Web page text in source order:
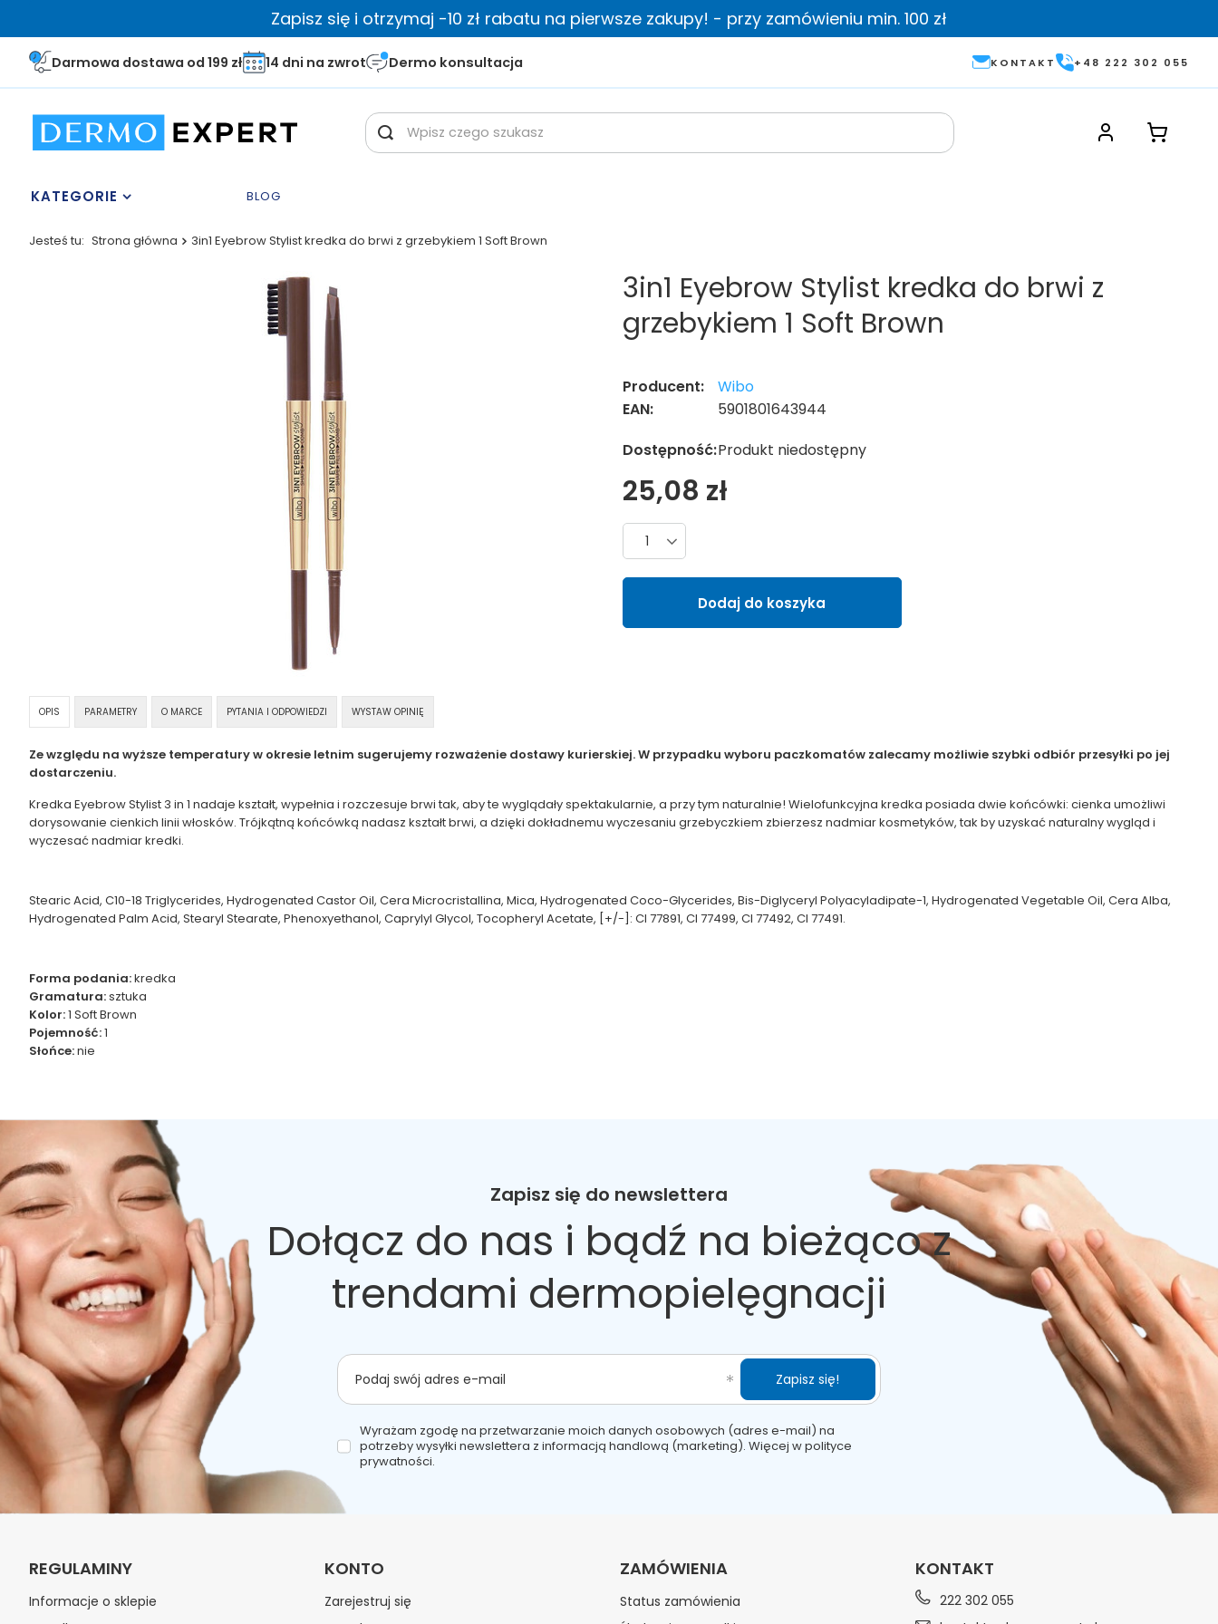
Zapisz się i otrzymaj -10 zł rabatu na pierwsze zakupy! - przy zamówieniu min. 100 zł
Darmowa dostawa od 199 zł 14 dni na zwrot Dermo konsultacja KONTAKT +48 222 302 055
KATEGORIE BLOG
Jesteś tu: Strona główna 3in1 Eyebrow Stylist kredka do brwi z grzebykiem 1 Soft Brown
3in1 Eyebrow Stylist kredka do brwi z
grzebykiem 1 Soft Brown
Producent:
Wibo
EAN:
5901801643944
Dostępność:Produkt niedostępny
25,08 zł
Liczba produktów
Dodaj do koszyka
OPIS PARAMETRY O MARCE PYTANIA I ODPOWIEDZI WYSTAW OPINIĘ
Ze względu na wyższe temperatury w okresie letnim sugerujemy rozważenie dostawy kurierskiej. W przypadku wyboru paczkomatów zalecamy możliwie szybki odbiór przesyłki po jej
dostarczeniu.
Kredka Eyebrow Stylist 3 in 1 nadaje kształt, wypełnia i rozczesuje brwi tak, aby te wyglądały spektakularnie, a przy tym naturalnie! Wielofunkcyjna kredka posiada dwie końcówki: cienka umożliwi
dorysowanie cienkich linii włosków. Trójkątną końcówką nadasz kształt brwi, a dzięki dokładnemu wyczesaniu grzebyczkiem zbierzesz nadmiar kosmetyków, tak by uzyskać naturalny wygląd i
wyczesać nadmiar kredki.
Stearic Acid, C10-18 Triglycerides, Hydrogenated Castor Oil, Cera Microcristallina, Mica, Hydrogenated Coco-Glycerides, Bis-Diglyceryl Polyacyladipate-1, Hydrogenated Vegetable Oil, Cera Alba,
Hydrogenated Palm Acid, Stearyl Stearate, Phenoxyethanol, Caprylyl Glycol, Tocopheryl Acetate, [+/-]: CI 77891, CI 77499, CI 77492, CI 77491.
Forma podania:kredka
Gramatura:sztuka
Kolor:1 Soft Brown
Pojemność:1
Słońce:nie
Zapisz się do newslettera
Dołącz do nas i bądź na bieżąco z
trendami dermopielęgnacji
Podaj swój adres e-mail
Wyrażam zgodę na przetwarzanie moich danych osobowych (adres e-mail) na
potrzeby wysyłki newslettera z informacją handlową (marketing). Więcej wpolityce
prywatności.
Zapisz się!
REGULAMINY
Informacje o sklepie
KONTO
Zarejestruj się
ZAMÓWIENIA
Status zamówienia
KONTAKT
222 302 055